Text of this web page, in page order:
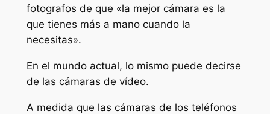
fotografos de que «la mejor cámara es la
que tienes más a mano cuando la
necesitas».
En el mundo actual, lo mismo puede decirse
de las cámaras de vídeo.
A medida que las cámaras de los teléfonos